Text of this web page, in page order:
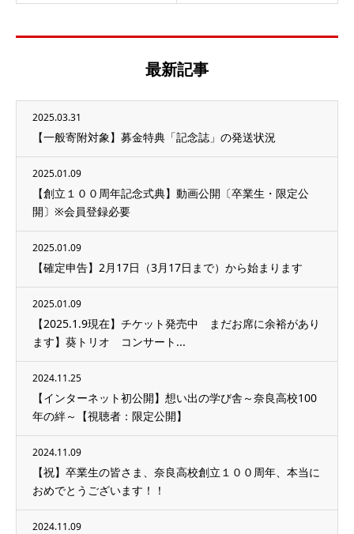
最新記事
2025.03.31
【一般寄附対象】募金特典「記念誌」の発送状況
2025.01.09
【創立１００周年記念式典】動画公開〔卒業生・限定公
開〕※会員登録必要
2025.01.09
【確定申告】2月17日（3月17日まで）から始まります
2025.01.09
【2025.1.9現在】チケット発売中 まだお席に余裕があり
ます】葵トリオ コンサート...
2024.11.25
【インターネット初公開】想い出の学び舎～奈良高校100
年の絆～【視聴者：限定公開】
2024.11.09
【祝】卒業生の皆さま、奈良高校創立１００周年、本当に
おめでとうございます！！
2024.11.09